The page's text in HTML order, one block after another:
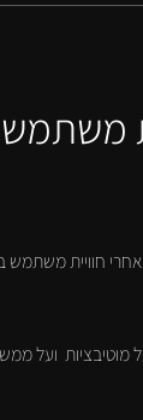
משתמש
חוויית
מוטיבציות ועל